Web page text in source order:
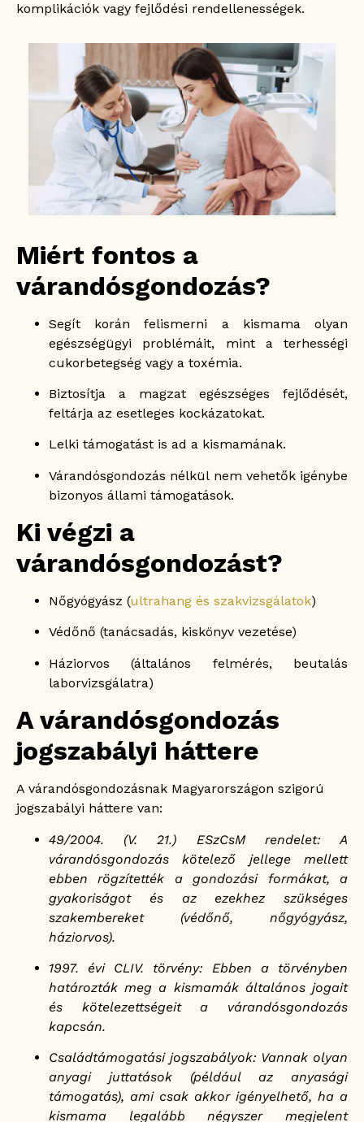
komplikációk vagy fejlődési rendellenességek.
Miért fontos a
várandósgondozás?
Segít korán felismerni a kismama olyan
egészségügyi problémáit, mint a terhességi
cukorbetegség vagy a toxémia.
Biztosítja a magzat egészséges fejlődését,
feltárja az esetleges kockázatokat.
Lelki támogatást is ad a kismamának.
Várandósgondozás nélkül nem vehetők igénybe
bizonyos állami támogatások.
Ki végzi a
várandósgondozást?
Nőgyógyász (ultrahang és szakvizsgálatok)
Védőnő (tanácsadás, kiskönyv vezetése)
Háziorvos (általános felmérés, beutalás
laborvizsgálatra)
A várandósgondozás
jogszabályi háttere
A várandósgondozásnak Magyarországon szigorú
jogszabályi háttere van:
49/2004. (V. 21.) ESzCsM rendelet: A
várandósgondozás kötelező jellege mellett
ebben rögzítették a gondozási formákat, a
gyakoriságot és az ezekhez szükséges
szakembereket (védőnő, nőgyógyász,
háziorvos).
1997. évi CLIV. törvény: Ebben a törvényben
határozták meg a kismamák általános jogait
és kötelezettségeit a várandósgondozás
kapcsán.
Családtámogatási jogszabályok: Vannak olyan
anyagi juttatások (például az anyasági
támogatás), ami csak akkor igényelhető, ha a
kismama legalább négyszer megjelent